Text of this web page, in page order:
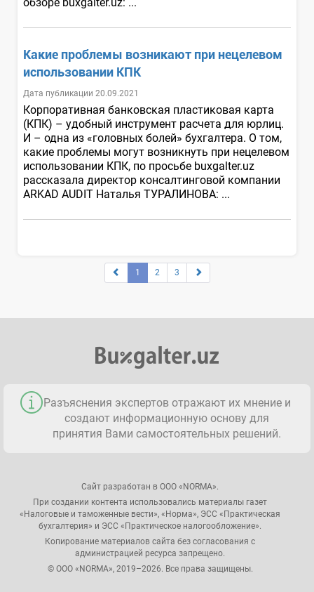
Какие проблемы возникают при нецелевом
использовании КПК
Дата публикации 20.09.2021
Корпоративная банковская пластиковая карта
(КПК) – удобный инструмент расчета для юрлиц.
И – одна из «головных болей» бухгалтера. О том,
какие проблемы могут возникнуть при нецелевом
использовании КПК, по просьбе buxgalter.uz
рассказала директор консалтинговой компании
ARKAD AUDIT Наталья ТУРАЛИНОВА: ...
1 2 3
Разъяснения экспертов отражают их мнение и
создают информационную основу для
принятия Вами самостоятельных решений.
Сайт разработан в ООО «NORMA».
При создании контента использовались материалы газет
«Налоговые и таможенные вести», «Норма», ЭСС «Практическая
бухгалтерия» и ЭСС «Практическое налогообложение».
Копирование материалов сайта без согласования с
администрацией ресурса запрещено.
© ООО «NORMA», 2019–2026. Все права защищены.